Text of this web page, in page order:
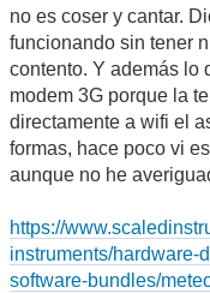
no es coser y cantar.
funcionando sin tener
contento. Y además lo
modem 3G porque la
directamente a wifi el
formas, hace poco vi
aunque no he
https://
instruments/hardware-
software-bundles/